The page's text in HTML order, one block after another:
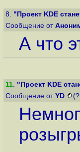
8. "Проект KDE
Сообщение от
А что
11. "Проект KDE
Сообщение от YD